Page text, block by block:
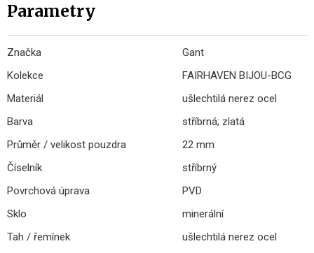
Parametry
Značka
Gant
Kolekce
FAIRHAVEN BIJOU-BCG
Materiál
ušlechtilá nerez ocel
Barva
stříbrná; zlatá
Průměr / velikost pouzdra
22 mm
Číselník
stříbrný
Povrchová úprava
PVD
Sklo
minerální
Tah / řemínek
ušlechtilá nerez ocel